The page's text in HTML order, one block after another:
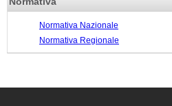
Normativa Nazionale
Normativa Regionale